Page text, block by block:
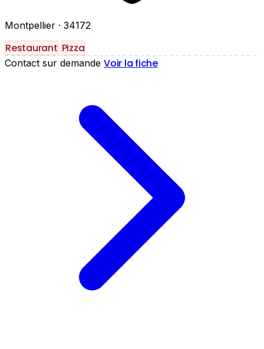
Montpellier · 34172
Restaurant Pizza
Contact sur demande Voir la fiche